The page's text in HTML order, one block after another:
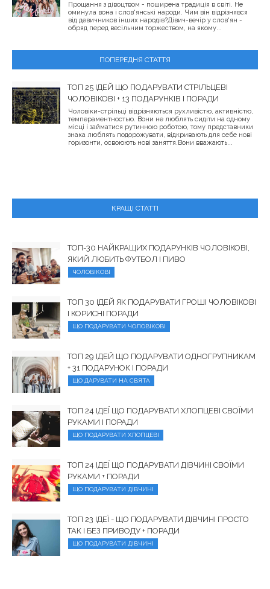
Прощання з дівоцтвом - поширена традиція в світі. Не
оминула вона і слов'янські народи. Чим він відрізнявся
від девичников інших народів?Дівич-вечір у слов'ян -
обряд перед весільним торжеством, на якому...
ПОПЕРЕДНЯ СТАТТЯ
ТОП 25 ІДЕЙ ЩО ПОДАРУВАТИ СТРІЛЬЦЕВІ
ЧОЛОВІКОВІ + 13 ПОДАРУНКІВ І ПОРАДИ
Чоловіки-стрільці відрізняються рухливістю, активністю,
темпераментностью. Вони не люблять сидіти на одному
місці і займатися рутинною роботою, тому представники
знака люблять подорожувати, відкривають для себе нові
горизонти, освоюють нові заняття.Вони вважають...
КРАЩІ СТАТТІ
ТОП-30 НАЙКРАЩИХ ПОДАРУНКІВ ЧОЛОВІКОВІ,
ЯКИЙ ЛЮБИТЬ ФУТБОЛ І ПИВО
ЧОЛОВІКОВІ
ТОП 30 ІДЕЙ ЯК ПОДАРУВАТИ ГРОШІ ЧОЛОВІКОВІ
І КОРИСНІ ПОРАДИ
ЩО ПОДАРУВАТИ ЧОЛОВІКОВІ
ТОП 29 ІДЕЙ ЩО ПОДАРУВАТИ ОДНОГРУПНИКАМ
+ 31 ПОДАРУНОК І ПОРАДИ
ЩО ДАРУВАТИ НА СВЯТА
ТОП 24 ІДЕЇ ЩО ПОДАРУВАТИ ХЛОПЦЕВІ СВОЇМИ
РУКАМИ І ПОРАДИ
ЩО ПОДАРУВАТИ ХЛОПЦЕВІ
ТОП 24 ІДЕЇ ЩО ПОДАРУВАТИ ДІВЧИНІ СВОЇМИ
РУКАМИ + ПОРАДИ
ЩО ПОДАРУВАТИ ДІВЧИНІ
ТОП 23 ІДЕЇ - ЩО ПОДАРУВАТИ ДІВЧИНІ ПРОСТО
ТАК І БЕЗ ПРИВОДУ + ПОРАДИ
ЩО ПОДАРУВАТИ ДІВЧИНІ